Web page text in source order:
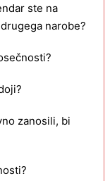
ste na
narobe?
zanosili, bi